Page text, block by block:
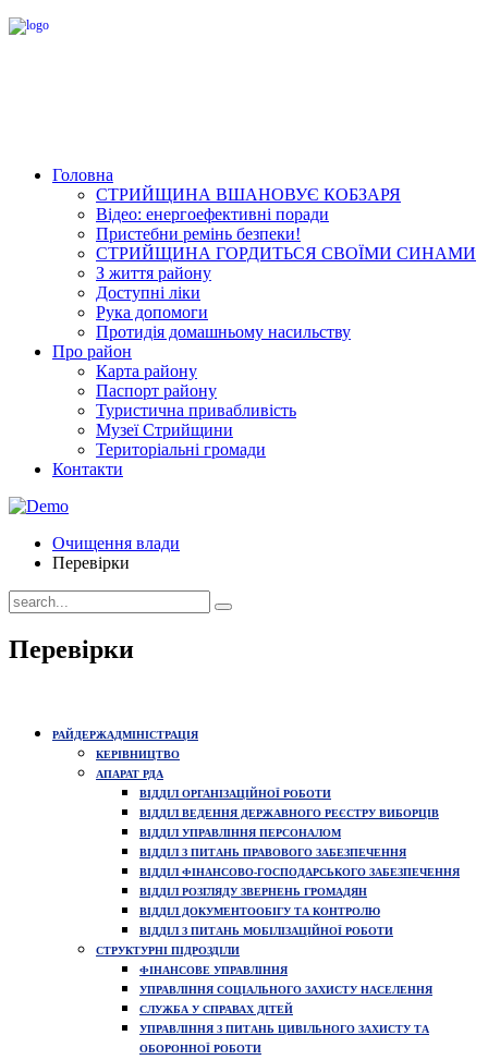
Головна
СТРИЙЩИНА ВШАНОВУЄ КОБЗАРЯ
Відео: енергоефективні поради
Пристебни ремінь безпеки!
СТРИЙЩИНА ГОРДИТЬСЯ СВОЇМИ СИНАМИ
З життя району
Доступні ліки
Рука допомоги
Протидія домашньому насильству
Про район
Карта району
Паспорт району
Туристична привабливість
Музеї Стрийщини
Територіальні громади
Контакти
Очищення влади
Перевірки
Перевірки
РАЙДЕРЖАДМІНІСТРАЦІЯ
КЕРІВНИЦТВО
АПАРАТ РДА
ВІДДІЛ ОРГАНІЗАЦІЙНОЇ РОБОТИ
ВІДДІЛ ВЕДЕННЯ ДЕРЖАВНОГО РЕЄСТРУ ВИБОРЦІВ
ВІДДІЛ УПРАВЛІННЯ ПЕРСОНАЛОМ
ВІДДІЛ З ПИТАНЬ ПРАВОВОГО ЗАБЕЗПЕЧЕННЯ
ВІДДІЛ ФІНАНСОВО-ГОСПОДАРСЬКОГО ЗАБЕЗПЕЧЕННЯ
ВІДДІЛ РОЗГЛЯДУ ЗВЕРНЕНЬ ГРОМАДЯН
ВІДДІЛ ДОКУМЕНТООБІГУ ТА КОНТРОЛЮ
ВІДДІЛ З ПИТАНЬ МОБІЛІЗАЦІЙНОЇ РОБОТИ
СТРУКТУРНІ ПІДРОЗДІЛИ
ФІНАНСОВЕ УПРАВЛІННЯ
УПРАВЛІННЯ СОЦІАЛЬНОГО ЗАХИСТУ НАСЕЛЕННЯ
СЛУЖБА У СПРАВАХ ДІТЕЙ
УПРАВЛІННЯ З ПИТАНЬ ЦИВІЛЬНОГО ЗАХИСТУ ТА
ОБОРОННОЇ РОБОТИ